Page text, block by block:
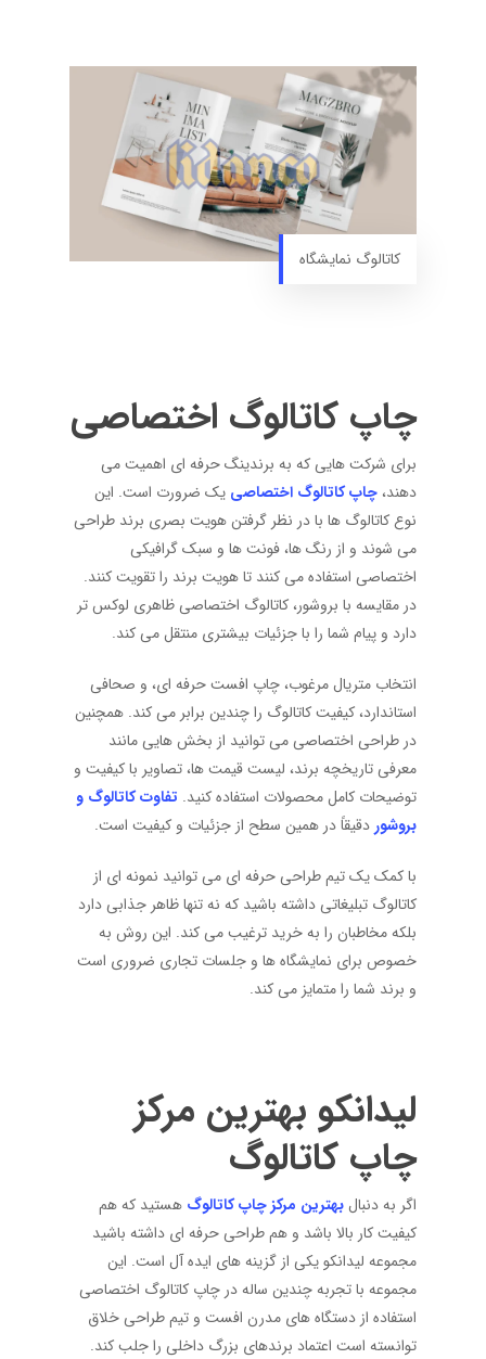
کاتالوگ نمایشگاه
چاپ کاتالوگ اختصاصی
برای شرکت هایی که به برندینگ حرفه ای اهمیت می
دهند، چاپ کاتالوگ اختصاصی یک ضرورت است. این
نوع کاتالوگ ها با در نظر گرفتن هویت بصری برند طراحی
می شوند و از رنگ ها، فونت ها و سبک گرافیکی
اختصاصی استفاده می کنند تا هویت برند را تقویت کنند.
در مقایسه با بروشور، کاتالوگ اختصاصی ظاهری لوکس تر
دارد و پیام شما را با جزئیات بیشتری منتقل می کند.
انتخاب متریال مرغوب، چاپ افست حرفه ای، و صحافی
استاندارد، کیفیت کاتالوگ را چندین برابر می کند. همچنین
در طراحی اختصاصی می توانید از بخش هایی مانند
معرفی تاریخچه برند، لیست قیمت ها، تصاویر با کیفیت و
توضیحات کامل محصولات استفاده کنید. تفاوت کاتالوگ و
بروشور دقیقاً در همین سطح از جزئیات و کیفیت است.
با کمک یک تیم طراحی حرفه ای می توانید نمونه ای از
کاتالوگ تبلیغاتی داشته باشید که نه تنها ظاهر جذابی دارد
بلکه مخاطبان را به خرید ترغیب می کند. این روش به
خصوص برای نمایشگاه ها و جلسات تجاری ضروری است
و برند شما را متمایز می کند.
لیدانکو بهترین مرکز
چاپ کاتالوگ
اگر به دنبالبهترین مرکز چاپ کاتالوگ هستید که هم
کیفیت کار بالا باشد و هم طراحی حرفه ای داشته باشید
مجموعه لیدانکو یکی از گزینه های ایده آل است. این
مجموعه با تجربه چندین ساله در چاپ کاتالوگ اختصاصی
استفاده از دستگاه های مدرن افست و تیم طراحی خلاق
توانسته است اعتماد برندهای بزرگ داخلی را جلب کند.